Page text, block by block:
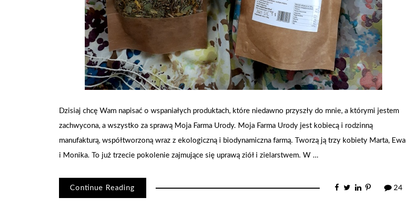
Dzisiaj chcę Wam napisać o wspaniałych produktach, które niedawno przyszły do mnie, a którymi jestem
zachwycona, a wszystko za sprawą Moja Farma Urody. Moja Farma Urody jest kobiecą i rodzinną
manufakturą, współtworzoną wraz z ekologiczną i biodynamiczna farmą. Tworzą ją trzy kobiety Marta, Ewa
i Monika. To już trzecie pokolenie zajmujące się uprawą ziół i zielarstwem. W …
Continue Reading 24